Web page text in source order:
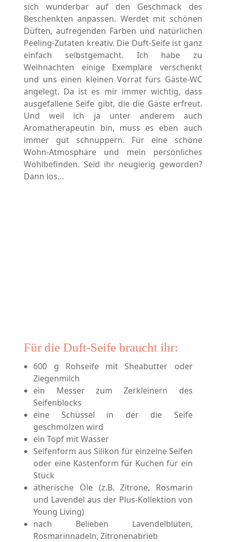
sich wunderbar auf den Geschmack des
Beschenkten anpassen. Werdet mit schönen
Düften, aufregenden Farben und natürlichen
Peeling-Zutaten kreativ. Die Duft-Seife ist ganz
einfach selbstgemacht. Ich habe zu
Weihnachten einige Exemplare verschenkt
und uns einen kleinen Vorrat fürs Gäste-WC
angelegt. Da ist es mir immer wichtig, dass
ausgefallene Seife gibt, die die Gäste erfreut.
Und weil ich ja unter anderem auch
Aromatherapeutin bin, muss es eben auch
immer gut schnuppern. Für eine schöne
Wohn-Atmosphäre und mein persönliches
Wohlbefinden. Seid ihr neugierig geworden?
Dann los…
Für die Duft-Seife braucht ihr:
600 g Rohseife mit Sheabutter oder
Ziegenmilch
ein Messer zum Zerkleinern des
Seifenblocks
eine Schüssel in der die Seife
geschmolzen wird
ein Topf mit Wasser
Seifenform aus Silikon für einzelne Seifen
oder eine Kastenform für Kuchen für ein
Stück
ätherische Öle (z.B. Zitrone, Rosmarin
und Lavendel aus der Plus-Kollektion von
Young Living)
nach Belieben Lavendelblüten,
Rosmarinnadeln, Zitronenabrieb